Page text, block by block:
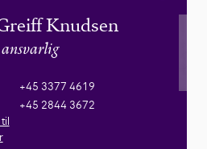
Knudsen
+45 3377 4619
+45 2844 3672